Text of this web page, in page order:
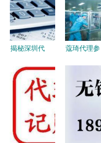
妆品专业实
力工厂帮您
打造
定制新篇章
揭秘深圳代
会计记账一
般多少钱及
析
蔻琦代理参
见证品质与
专业的力量